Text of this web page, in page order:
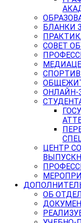
БЛАНКИ
СОВЕТ
ОНЛАЙН-
ЦЕНТР
ОБ